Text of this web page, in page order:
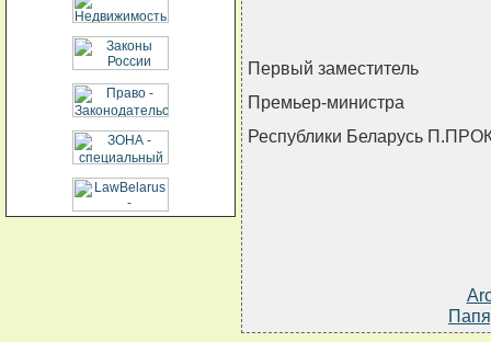
Первый заместитель
Премьер-министра
Республики Беларусь